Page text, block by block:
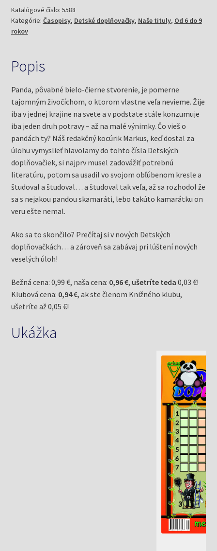
medzi
pandami
(Mlčochová,
Katalógové číslo: 5588
Kategórie: Časopisy, Detské doplňovačky, Naše tituly, Od 6 do 9
rokov
Popis
Panda, pôvabné bielo-čierne stvorenie, je pomerne
tajomným živočíchom, o ktorom vlastne veľa nevieme. Žije
iba v jednej krajine na svete a v podstate stále konzumuje
iba jeden druh potravy – až na malé výnimky. Čo vieš o
pandách ty? Náš redakčný kocúrik Markus, keď dostal za
úlohu vymyslieť hlavolamy do tohto čísla Detských
doplňovačiek, si najprv musel zadovážiť potrebnú
literatúru, potom sa usadil vo svojom obľúbenom kresle a
študoval a študoval… a študoval tak veľa, až sa rozhodol že
sa s nejakou pandou skamaráti, lebo takúto kamarátku on
veru ešte nemal.
Ako sa to skončilo? Prečítaj si v nových Detských
doplňovačkách… a zároveň sa zabávaj pri lúštení nových
veselých úloh!
Bežná cena: 0,99 €, naša cena: 0,96 €, ušetríte teda 0,03 €!
Klubová cena: 0,94 €, ak ste členom Knižného klubu,
ušetríte až 0,05 €!
Ukážka